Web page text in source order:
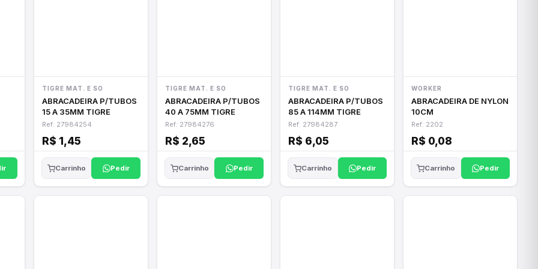
TIGRE MAT. E SO
ABRACADEIRA P/TUBOS
15 A 35MM TIGRE
Ref: 27984254
R$ 1,45
Carrinho Pedir
TIGRE MAT. E SO
ABRACADEIRA P/TUBOS
40 A 75MM TIGRE
Ref: 27984276
R$ 2,65
Carrinho Pedir
TIGRE MAT. E SO
ABRACADEIRA P/TUBOS
85 A 114MM TIGRE
Ref: 27984287
R$ 6,05
Carrinho Pedir
WORKER
ABRACADEIRA DE NYLON
10CM
Ref: 2202
R$ 0,08
Carrinho Pedir